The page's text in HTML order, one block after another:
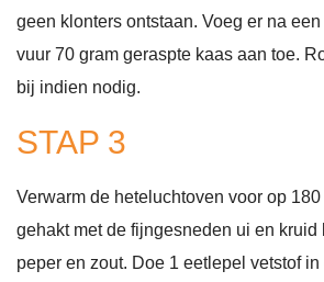
geen klonters ontstaan. Voeg er na
vuur 70 gram geraspte kaas aan toe.
bij indien nodig.
STAP 3
Verwarm de heteluchtoven voor op 180
gehakt met de fijngesneden ui en kruid
peper en zout. Doe 1 eetlepel vetstof